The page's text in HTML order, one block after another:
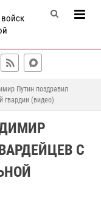
Путин поздравил
гвардии (видео)
С